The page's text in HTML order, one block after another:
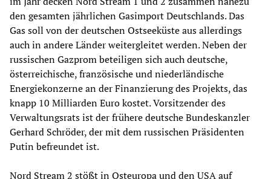
den gesamten jährlichen Gasimport Deutschlands. Das
Gas soll von der deutschen Ostseeküste aus allerdings
auch in andere Länder weitergleitet werden. Neben der
russischen Gazprom beteiligen sich auch deutsche,
österreichische, französische und niederländische
Energiekonzerne an der Finanzierung des Projekts, das
knapp 10 Milliarden Euro kostet. Vorsitzender des
Verwaltungsrats ist der frühere deutsche Bundeskanzler
Gerhard Schröder, der mit dem russischen Präsidenten
Putin befreundet ist.
Nord Stream 2 stößt in Osteuropa und den USA auf